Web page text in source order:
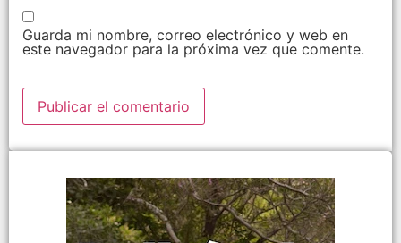
Guarda mi nombre, correo electrónico y web en
este navegador para la próxima vez que comente.